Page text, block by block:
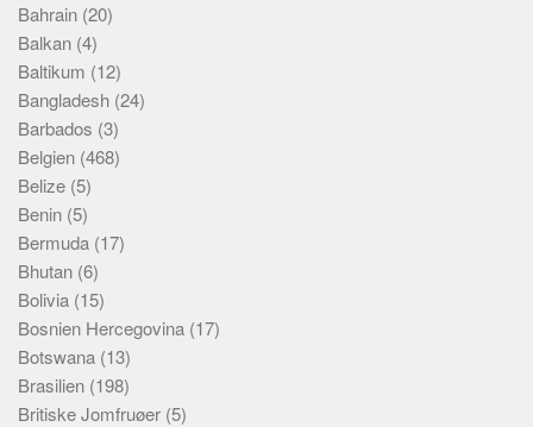
Bahrain (20)
Balkan (4)
Baltikum (12)
Bangladesh (24)
Barbados (3)
Belgien (468)
Belize (5)
Benin (5)
Bermuda (17)
Bhutan (6)
Bolivia (15)
Bosnien Hercegovina (17)
Botswana (13)
Brasilien (198)
Britiske Jomfruøer (5)